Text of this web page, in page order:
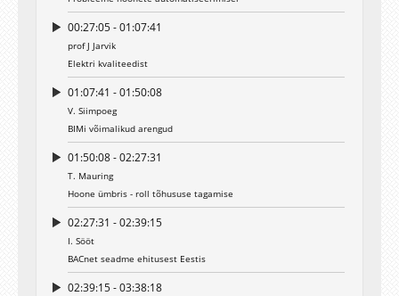
00:27:05 - 01:07:41
prof J Jarvik
Elektri kvaliteedist
01:07:41 - 01:50:08
V. Siimpoeg
BIMi võimalikud arengud
01:50:08 - 02:27:31
T. Mauring
Hoone ümbris - roll tõhususe tagamise
02:27:31 - 02:39:15
I. Sööt
BACnet seadme ehitusest Eestis
02:39:15 - 03:38:18